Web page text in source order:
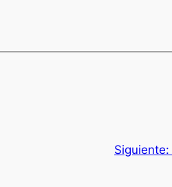
Siguiente: